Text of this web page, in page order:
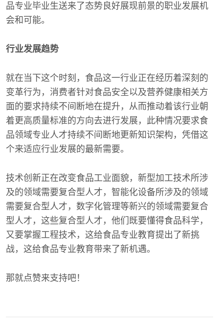
品专业毕业生送来了态势良好展现前景的职业发展机
会和可能。
行业发展趋势
就在当下这个时刻，食品这一行业正在经历着深刻的
变革行为，消费者针对食品安全以及营养健康相关方
面的要求持续不间断地在提升，从而推动着该行业朝
着更高质量标准的方向去进行发展，此种情况要求食
品领域专业人才持续不间断地更新知识架构，凭借这
个来适应行业发展的最新需要。
技术创新正在改变食品工业面貌，新型加工技术所涉
及的领域需要复合型人才，智能化设备所涉及的领域
需要复合型人才，数字化管理等新兴的领域需要复合
型人才，这些复合型人才，他们既要懂得食品科学，
又要掌握工程技术，这给食品专业教育提出了新挑
战，这给食品专业教育带来了新机遇。
那就点赞来支持吧！